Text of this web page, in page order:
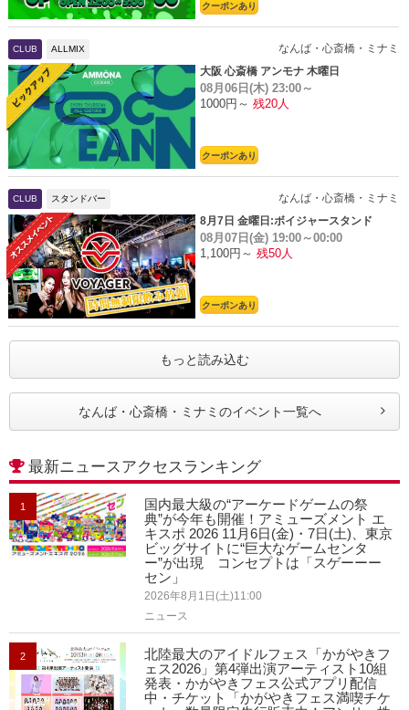
クーポンあり
CLUB ALLMIX
なんば・心斎橋・ミナミ
大阪 心斎橋 アンモナ 木曜日
08月06日(木) 23:00～
1000円～ 残20人
クーポンあり
CLUB スタンドバー
なんば・心斎橋・ミナミ
8月7日 金曜日:ボイジャースタンド
08月07日(金) 19:00～00:00
1,100円～ 残50人
クーポンあり
もっと読み込む
なんば・心斎橋・ミナミのイベント一覧へ
最新ニュースアクセスランキング
1
国内最大級の“アーケードゲームの祭
典”が今年も開催！アミューズメント エ
キスポ 2026 11月6日(金)・7日(土)、東京
ビッグサイトに“巨大なゲームセンタ
ー”が出現 コンセプトは「スゲーーー
セン」
2026年8月1日(土)11:00
ニュース
2
北陸最大のアイドルフェス「かがやきフ
ェス2026」第4弾出演アーティスト10組
発表・かがやきフェス公式アプリ配信
中・チケット「かがやきフェス満喫チケ